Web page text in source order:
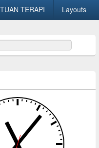
TERAPI Layouts